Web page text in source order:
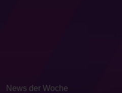
News der Woche